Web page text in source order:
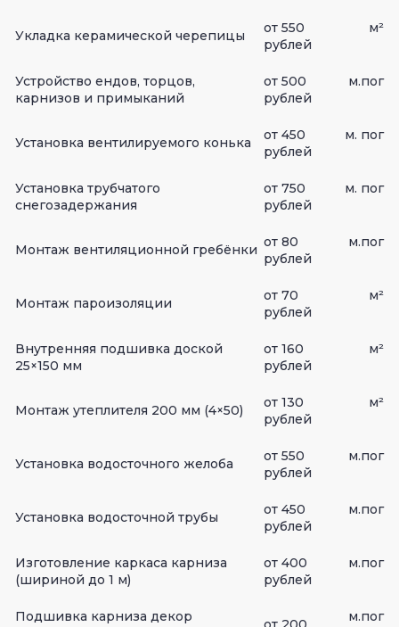
Укладка керамической черепицы
от 550
рублей
м²
Устройство ендов, торцов,
карнизов и примыканий
от 500
рублей
м.пог
Установка вентилируемого конька
от 450
рублей
м. пог
Установка трубчатого
снегозадержания
от 750
рублей
м. пог
Монтаж вентиляционной гребёнки от 80
рублей
м.пог
Монтаж пароизоляции
от 70
рублей
м²
Внутренняя подшивка доской
25×150 мм
от 160
рублей
м²
Монтаж утеплителя 200 мм (4×50)
от 130
рублей
м²
Установка водосточного желоба
от 550
рублей
м.пог
Установка водосточной трубы
от 450
рублей
м.пог
Изготовление каркаса карниза
(шириной до 1 м)
от 400
рублей
м.пог
Подшивка карниза декор
м.пог